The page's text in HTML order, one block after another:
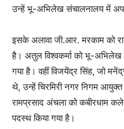
उन्हें भू-अभिलेख संचालनालय में
इसके अलावा जी.आर. मरकाम को
है। अतुल विश्वकर्मा को भू-
गया है। वहीं विजयेंद्र सिंह, जो
थे, उन्हें चिरमिरी नगर निगम
रामप्रसाद अंचला को कबीरधाम
पदस्थ किया गया है।